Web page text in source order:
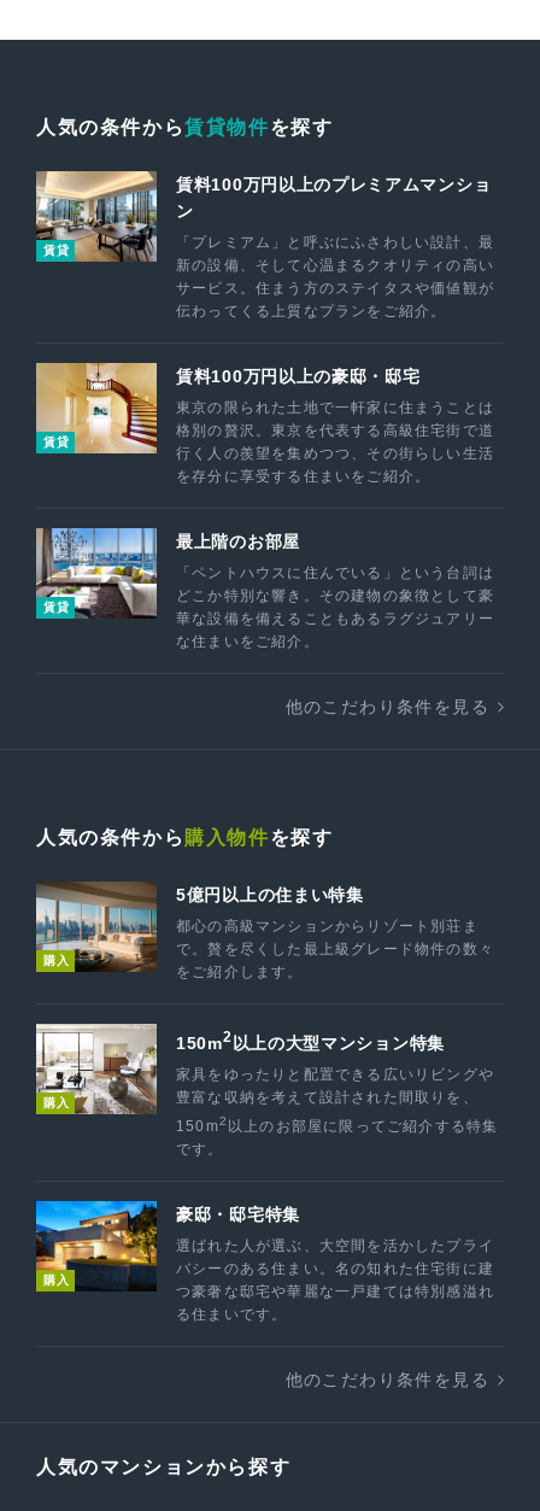
人気の条件から賃貸物件を探す
賃貸
賃料100万円以上のプレミアムマンショ
ン
「プレミアム」と呼ぶにふさわしい設計、最
新の設備、そして心温まるクオリティの高い
サービス。住まう方のステイタスや価値観が
伝わってくる上質なプランをご紹介。
賃貸
賃料100万円以上の豪邸・邸宅
東京の限られた土地で一軒家に住まうことは
格別の贅沢。東京を代表する高級住宅街で道
行く人の羨望を集めつつ、その街らしい生活
を存分に享受する住まいをご紹介。
賃貸
最上階のお部屋
「ペントハウスに住んでいる」という台詞は
どこか特別な響き。その建物の象徴として豪
華な設備を備えることもあるラグジュアリー
な住まいをご紹介。
他のこだわり条件を見る
人気の条件から 購入物件を探す
購入
5億円以上の住まい特集
都心の高級マンションからリゾート別荘ま
で。贅を尽くした最上級グレード物件の数々
をご紹介します。
購入
150m2 以上の大型マンション特集
家具をゆったりと配置できる広いリビングや
豊富な収納を考えて設計された間取りを、
150m2 以上のお部屋に限ってご紹介する特集
です。
購入
豪邸・邸宅特集
選ばれた人が選ぶ、大空間を活かしたプライ
バシーのある住まい。名の知れた住宅街に建
つ豪奢な邸宅や華麗な一戸建ては特別感溢れ
る住まいです。
他のこだわり条件を見る
人気のマンションから探す